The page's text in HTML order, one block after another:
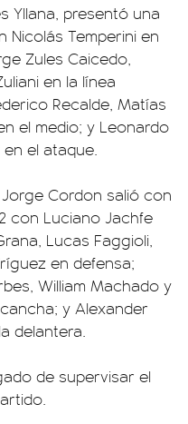
Yllana, presentó una
Temperini en
Zules Caicedo,
en la línea
Recalde, Matías
el medio; y Leonardo
el ataque.
Cordon salió con
con Luciano Jachfe
Lucas Faggioli,
en defensa;
William Machado y
y Alexander
delantera.
de supervisar el